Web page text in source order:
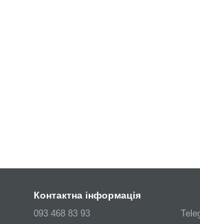
Контактна інформація
093 468 83 93